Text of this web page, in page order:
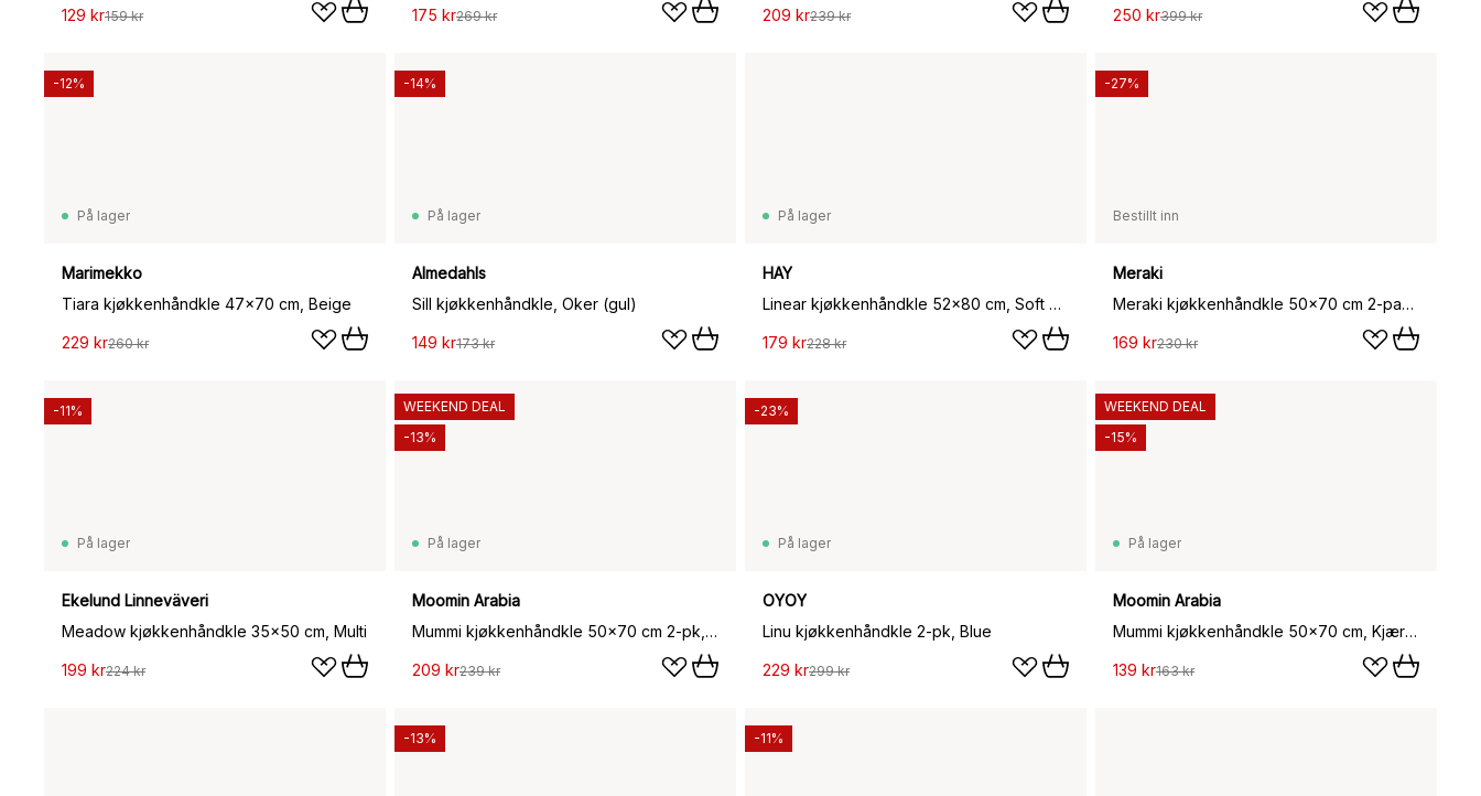
129 kr159 kr 175 kr269 kr 209 kr239 kr 250 kr399 kr
På lager
Marimekko
Tiara kjøkkenhåndkle 47x70 cm, Beige
229 kr260 kr
-12%
På lager
Almedahls
Sill kjøkkenhåndkle, Oker (gul)
149 kr173 kr
-14%
På lager
HAY
Linear kjøkkenhåndkle 52x80 cm, Soft yellow
179 kr228 kr
Bestillt inn
Meraki
Meraki kjøkkenhåndkle 50x70 cm 2-pakning, Grønn
169 kr230 kr
-27%
På lager
Ekelund Linneväveri
Meadow kjøkkenhåndkle 35x50 cm, Multi
199 kr224 kr
-11%
På lager
Moomin Arabia
Mummi kjøkkenhåndkle 50x70 cm 2-pk, Kjærester
209 kr239 kr
WEEKEND DEAL
-13%
På lager
OYOY
Linu kjøkkenhåndkle 2-pk, Blue
229 kr299 kr
-23%
På lager
Moomin Arabia
Mummi kjøkkenhåndkle 50x70 cm, Kjærlighet hvit
139 kr163 kr
WEEKEND DEAL
-15%
-13% -11%